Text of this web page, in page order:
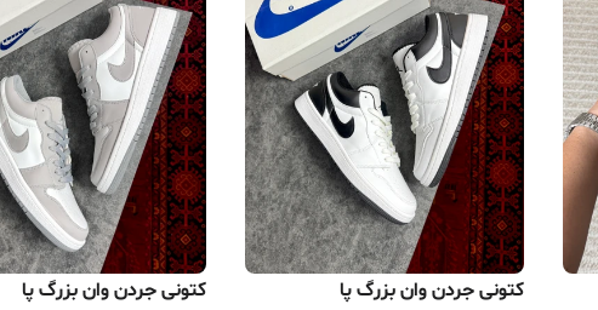
کتونی جردن وان بزرگ پا کتونی جردن وان بزرگ پا